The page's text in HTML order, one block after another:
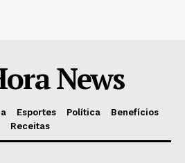
News
Esportes Política
Benefícios
Receitas